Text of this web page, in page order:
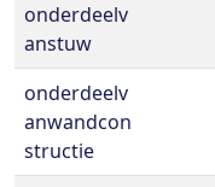
onderdeelv
anstuw
onderdeelv
anwandcon
structie